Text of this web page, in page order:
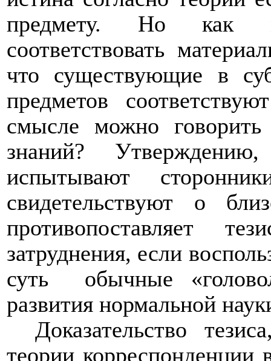
предмету. Но как
соответствовать
что существующие в
предметов
смысле можно говорить
знаний?
испытывают
свидетельствуют о
противопоставляет
затруднения, если
суть
обычные
развития нормальной
Доказательство
теории